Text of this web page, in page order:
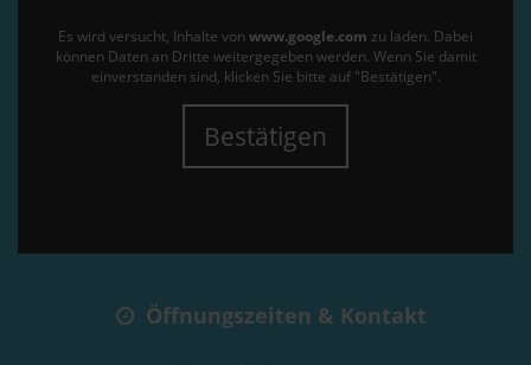
Es wird versucht, Inhalte von www.google.com zu laden. Dabei
können Daten an Dritte weitergegeben werden. Wenn Sie damit
einverstanden sind, klicken Sie bitte auf "Bestätigen".
Bestätigen
Öffnungszeiten & Kontakt